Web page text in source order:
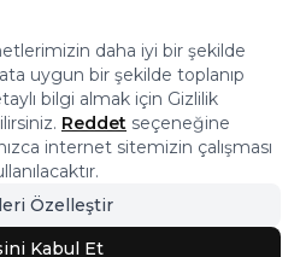
Saklıdır, Kopyalanamaz.
ETBİS’e kayıtlıdır.
daha iyi bir şekilde
uygun bir şekilde toplanıp
bilgi almak için Gizlilik
Reddet seçeneğine
internet sitemizin çalışması
Özelleştir
Kabul Et